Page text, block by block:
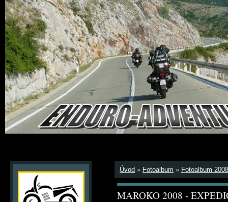
Úvod » Fotoalbum » Fotoalbum 2008
MAROKO 2008 -